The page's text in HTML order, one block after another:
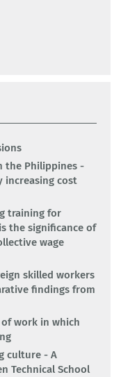
the Philippines -
increasing cost
training for
the significance of
wage
skilled workers
findings from
work in which
culture - A
Technical School